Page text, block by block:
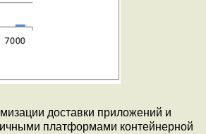
доставки приложений и
платформами контейнерной